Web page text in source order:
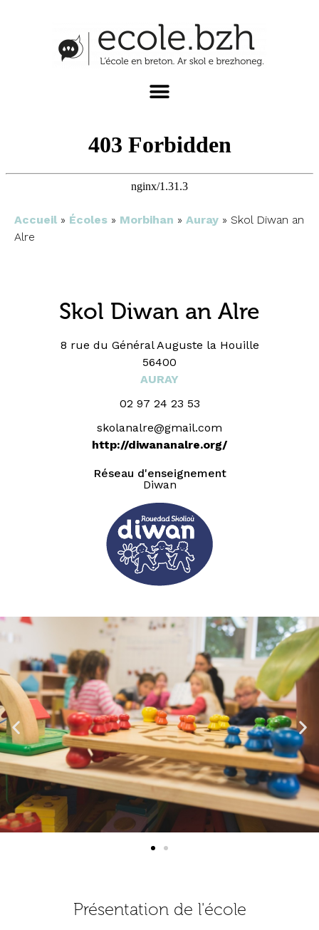
Accueil » Écoles » Morbihan » Auray » Skol Diwan an
Alre
Skol Diwan an Alre
8 rue du Général Auguste la Houille
56400
AURAY
02 97 24 23 53
skolanalre@gmail.com
http://diwananalre.org/
Réseau d'enseignement
Diwan
Présentation de l'école